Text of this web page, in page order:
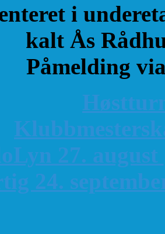
i
kalt Ås
Påmelding
K
27. august
24.